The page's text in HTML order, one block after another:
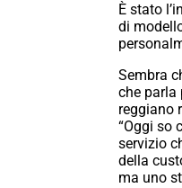
È stato
di
Sembra
che parla
reggiano
“Oggi so
servizio
della
ma uno